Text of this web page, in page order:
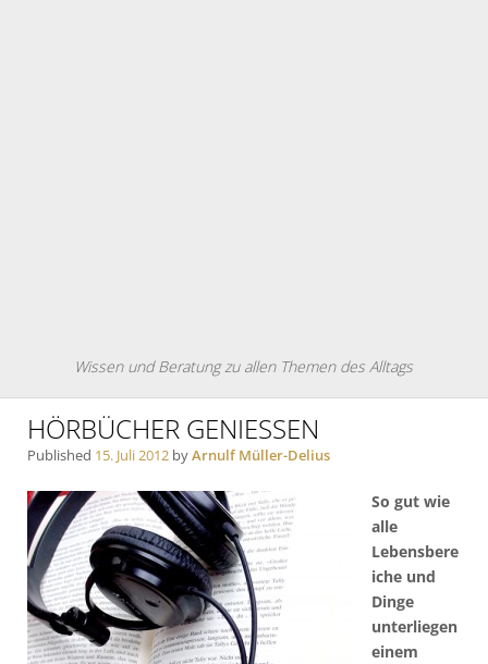
Wissen und Beratung zu allen Themen des Alltags
HÖRBÜCHER GENIESSEN
Published 15. Juli 2012 byArnulf Müller-Delius
So gut wie
alle
Lebensbere
iche und
Dinge
unterliegen
einem